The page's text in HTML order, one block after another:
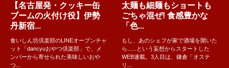
【名古屋発・クッキー缶
ブームの火付け役】伊勢
丹新宿...
食いしん坊倶楽部のLINEオープンチャ
ット「dancyuおやつ倶楽部」で、メ
ンバーから寄せられた美味しいおや
つ...
太麺も細麺もショートも
ごちゃ混ぜ! 食感豊かな
「色...
もし、あのシェフが家で酒場を開いた
ら......という妄想からスタートした
WEB連載。3人目は、鎌倉「オステ
リ...